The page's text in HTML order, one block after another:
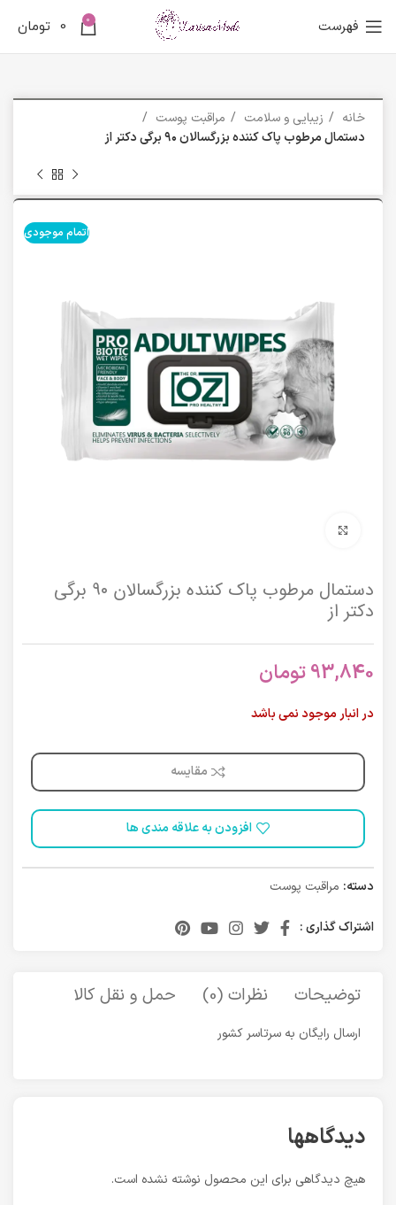
فهرست 0
0 تومان
خانه زیبایی و سلامت
مراقبت پوست
دستمال مرطوب پاک کننده بزرگسالان ۹۰ برگی دکتر از
اتمام موجودی
دستمال مرطوب پاک کننده بزرگسالان ۹۰ برگی
دکتر از
93,840تومان
در انبار موجود نمی باشد
مقایسه
افزودن به علاقه مندی ها
دسته: مراقبت پوست
اشتراک گذاری :
توضیحات نظرات (0) حمل و نقل کالا
ارسال رایگان به سرتاسر کشور
دیدگاهها
هیچ دیدگاهی برای این محصول نوشته نشده است.